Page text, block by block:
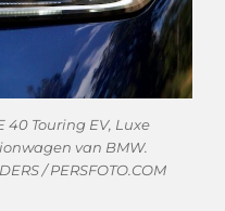
40 Touring EV, Luxe
van BMW.
/ PERSFOTO.COM